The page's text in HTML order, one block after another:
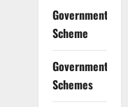
Government
Scheme
Government
Schemes